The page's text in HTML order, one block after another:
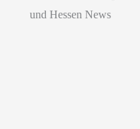
und Hessen News